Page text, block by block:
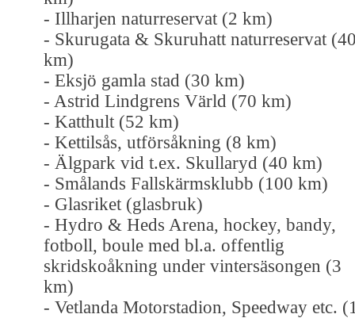
- Illharjen naturreservat (2 km)
- Skurugata & Skuruhatt naturreservat
km)
- Eksjö gamla stad (30 km)
- Astrid Lindgrens Värld (70 km)
- Katthult (52 km)
- Kettilsås, utförsåkning (8 km)
- Älgpark vid t.ex. Skullaryd (40 km)
- Smålands Fallskärmsklubb (100 km)
- Glasriket (glasbruk)
- Hydro & Heds Arena, hockey, bandy,
fotboll, boule med bl.a. offentlig
skridskoåkning under vintersäsongen (3
km)
- Vetlanda Motorstadion, Speedway etc.